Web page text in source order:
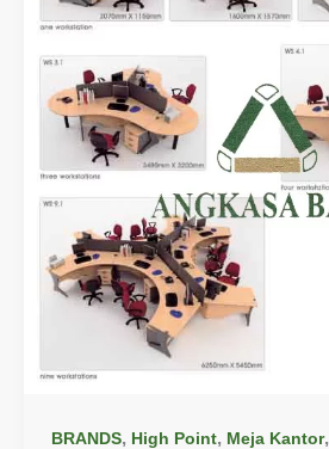
BRANDS, High Point, Meja Kantor,